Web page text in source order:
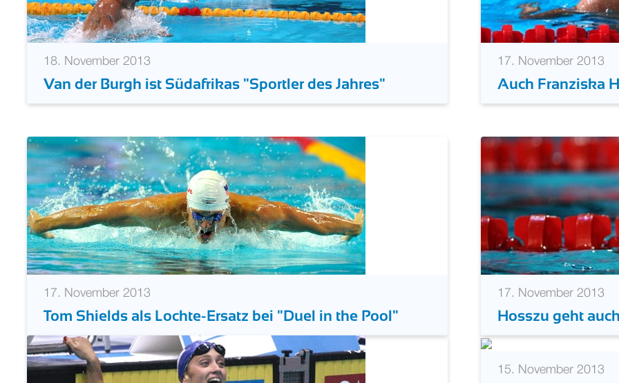
18. November 2013
Van der Burgh ist Südafrikas "Sportler des Jahres"
17. November 2013
Auch Franziska
17. November 2013
Tom Shields als Lochte-Ersatz bei "Duel in the Pool"
17. November 2013
Hosszu geht
15. November 2013